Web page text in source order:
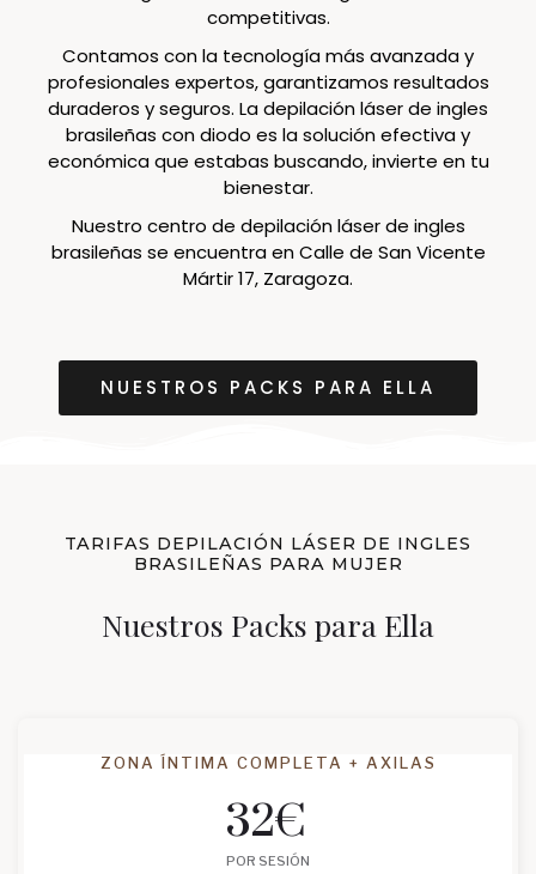
competitivas.
Contamos con la tecnología más avanzada y
profesionales expertos, garantizamos resultados
duraderos y seguros. La depilación láser de ingles
brasileñas con diodo es la solución efectiva y
económica que estabas buscando, invierte en tu
bienestar.
Nuestro centro de depilación láser de ingles
brasileñas se encuentra en Calle de San Vicente
Mártir 17, Zaragoza.
NUESTROS PACKS PARA ELLA
TARIFAS DEPILACIÓN LÁSER DE INGLES
BRASILEÑAS PARA MUJER
Nuestros Packs para Ella
ZONA ÍNTIMA COMPLETA + AXILAS
32€
POR SESIÓN